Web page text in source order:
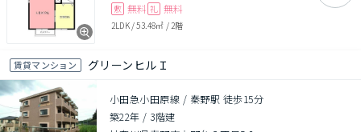
敷 無料 礼 無料
2LDK/53.48㎡ / 2階
賃貸マンション グリーンヒルＩ
小田急小田原線 / 秦野駅 徒歩15分
築22年 / 3階建